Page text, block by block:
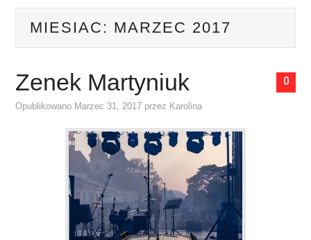
KONTAKT
MIESIAC: MARZEC 2017
0
Zenek Martyniuk
Opublikowano Marzec 31, 2017 przez Karolina